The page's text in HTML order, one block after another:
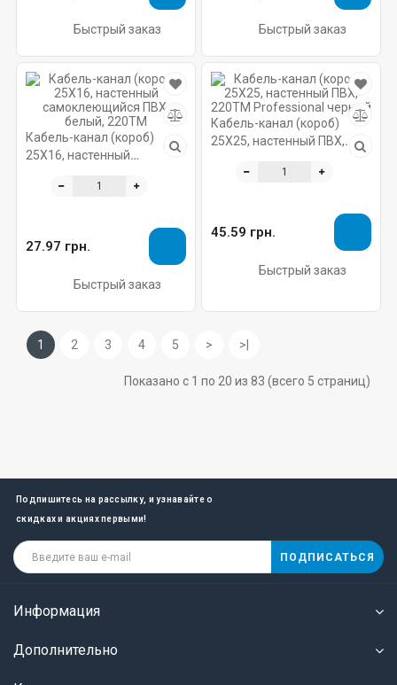
Быстрый заказ Быстрый заказ
Кабель-канал (короб)
25X16, настенный
белый, 220ТМ
27.97 грн.
Быстрый заказ
Кабель-канал (короб)
25X25, настенный ПВХ,
45.59 грн.
Быстрый заказ
1 2 3 4 5 > >|
Показано с 1 по 20 из 83 (всего 5 страниц)
Подпишитесь на рассылку, и узнавайте о
скидках и акциях первыми!
ПОДПИСАТЬСЯ
Информация
Дополнительно